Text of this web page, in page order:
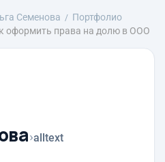
Семенова
Портфолио
оформить права на долю в ООО
›alltext